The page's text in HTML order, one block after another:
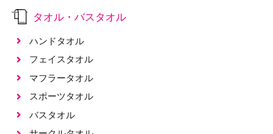
タオル・バスタオル
ハンドタオル
フェイスタオル
マフラータオル
スポーツタオル
バスタオル